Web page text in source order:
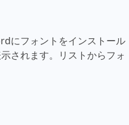
にフォントをインストール
されます。リストからフォ